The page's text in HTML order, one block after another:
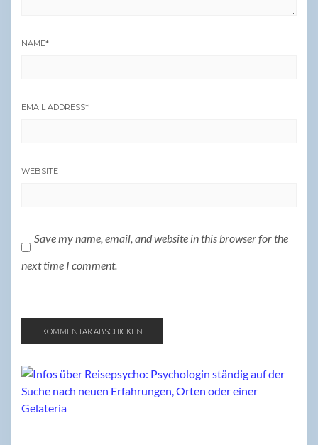
NAME*
EMAIL ADDRESS*
WEBSITE
Save my name, email, and website in this browser for the
next time I comment.